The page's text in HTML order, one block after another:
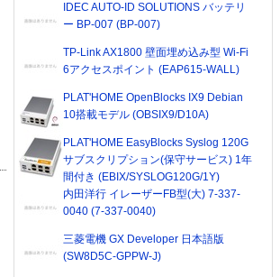
IDEC AUTO-ID SOLUTIONS バッテリ
ー BP-007 (BP-007)
TP-Link AX1800 壁面埋め込み型 Wi-Fi
6アクセスポイント (EAP615-WALL)
PLAT'HOME OpenBlocks IX9 Debian
10搭載モデル (OBSIX9/D10A)
PLAT'HOME EasyBlocks Syslog 120G
サブスクリプション(保守サービス) 1年
間付き (EBIX/SYSLOG120G/1Y)
内田洋行 イレーザーFB型(大) 7-337-
0040 (7-337-0040)
三菱電機 GX Developer 日本語版
(SW8D5C-GPPW-J)